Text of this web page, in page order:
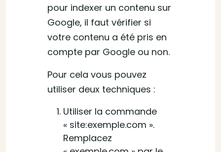
pour indexer un contenu sur
Google, il faut vérifier si
votre contenu a été pris en
compte par Google ou non.
Pour cela vous pouvez
utiliser deux techniques :
Utiliser la commande
« site:exemple.com ».
Remplacez